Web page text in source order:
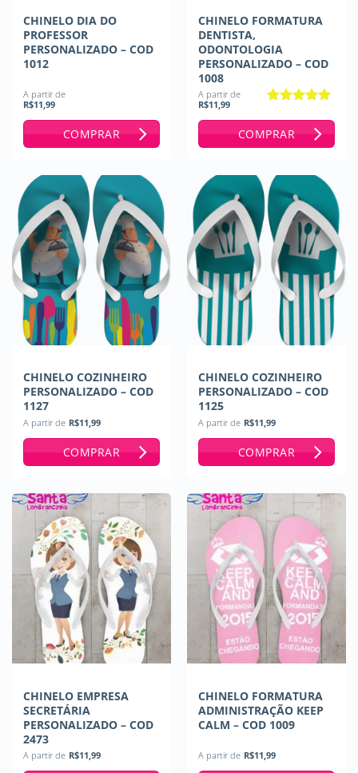
CHINELO DIA DO
PROFESSOR
PERSONALIZADO – COD
1012
A partir de
R$11,99
COMPRAR
CHINELO FORMATURA
DENTISTA,
ODONTOLOGIA
PERSONALIZADO – COD
1008
A partir de
R$11,99
COMPRAR
CHINELO COZINHEIRO
PERSONALIZADO – COD
1127
A partir de R$11,99
COMPRAR
CHINELO COZINHEIRO
PERSONALIZADO – COD
1125
A partir de R$11,99
COMPRAR
CHINELO EMPRESA
SECRETÁRIA
PERSONALIZADO – COD
2473
A partir de R$11,99
CHINELO FORMATURA
ADMINISTRAÇÃO KEEP
CALM – COD 1009
A partir de R$11,99